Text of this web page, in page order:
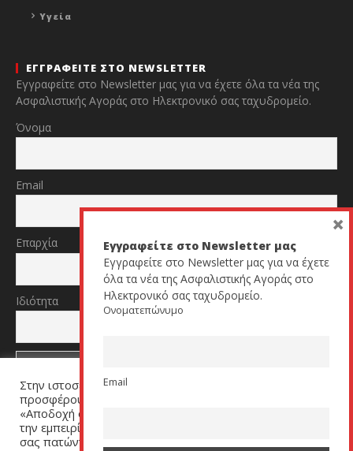
Υγεία
ΕΓΓΡΑΦΕΙΤΕ ΣΤΟ NEWSLETTER
Εγγραφείτε στο Newsletter μας για να έχετε όλα τα νέα της
Ασφαλιστικής Αγοράς στο Ηλεκτρονικό σας ταχυδρομείο.
Όνομα
Email
Επαρχία
Ιδιότητα
TikTok
YouTube
Στην ιστοσελίδα μας χρησιμοποιούμε cookies για να σας
προσφέρουμε μία εξατομικευμένη εμπειρία. Πατήστε
«Αποδοχή όλων» για να μας βοηθήσετε να βελτιώσουμε
την εμπειρία σας. Μπορείτε να αλλάξετε τις ρυθμίσεις
σας πατώντας στον σύνδεσμο (link) «Ρυθμίσεις Cookies».
Εγγραφείτε στο Newsletter μας
Εγγραφείτε στο Newsletter μας για να έχετε
όλα τα νέα της Ασφαλιστικής Αγοράς στο
Ηλεκτρονικό σας ταχυδρομείο.
Ονοματεπώνυμο
Email
×